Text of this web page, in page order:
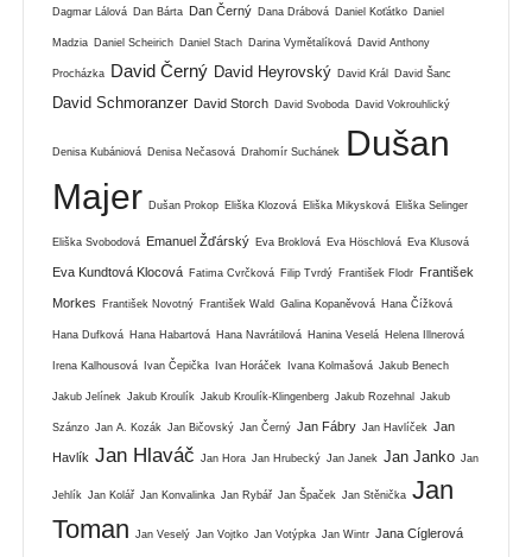
Dagmar Lálová Dan Bárta Dan Černý Dana Drábová Daniel Koťátko Daniel
Madzia Daniel Scheirich Daniel Stach Darina Vymětalíková David Anthony
Procházka David Černý David Heyrovský David Král David Šanc
David Schmoranzer David Storch David Svoboda David Vokrouhlický
Denisa Kubániová Denisa Nečasová Drahomír Suchánek
Dušan
Majer Dušan Prokop Eliška Klozová Eliška Mikysková Eliška Selinger
Eliška Svobodová Emanuel Žďárský Eva Broklová Eva Höschlová Eva Klusová
Eva Kundtová Klocová Fatima Cvrčková Filip Tvrdý František Flodr František
Morkes František Novotný František Wald Galina Kopaněvová Hana Čížková
Hana Dufková Hana Habartová Hana Navrátilová Hanina Veselá Helena Illnerová
Irena Kalhousová Ivan Čepička Ivan Horáček Ivana Kolmašová Jakub Benech
Jakub Jelínek Jakub Kroulík Jakub Kroulík-Klingenberg Jakub Rozehnal Jakub
Szánzo Jan A. Kozák Jan Bičovský Jan Černý Jan Fábry Jan Havlíček Jan
Havlík Jan Hlaváč Jan Hora Jan Hrubecký Jan Janek Jan Janko Jan
Jehlík Jan Kolář Jan Konvalinka Jan Rybář Jan Špaček Jan Stěnička Jan
Toman
Jan Veselý Jan Vojtko Jan Votýpka Jan Wintr Jana Cíglerová